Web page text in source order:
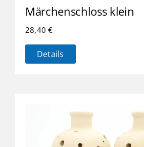
Märchenschloss klein
28,40€
Details